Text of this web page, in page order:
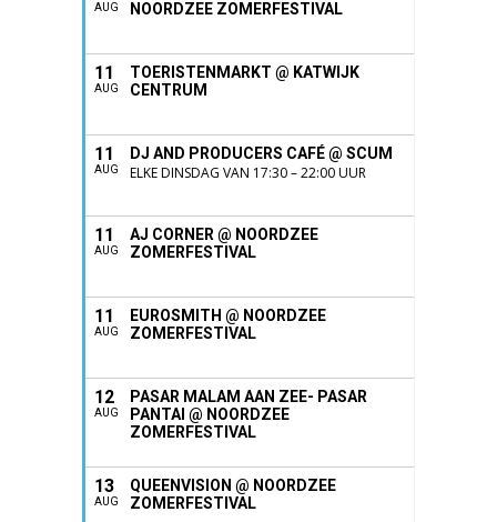
AUG NOORDZEE ZOMERFESTIVAL
11
AUG
TOERISTENMARKT @ KATWIJK
CENTRUM
11
AUG
DJ AND PRODUCERS CAFÉ @ SCUM
ELKE DINSDAG VAN 17:30 – 22:00 UUR
11
AUG
AJ CORNER @ NOORDZEE
ZOMERFESTIVAL
11
AUG
EUROSMITH @ NOORDZEE
ZOMERFESTIVAL
12
AUG
PASAR MALAM AAN ZEE- PASAR
PANTAI @ NOORDZEE
ZOMERFESTIVAL
13
AUG
QUEENVISION @ NOORDZEE
ZOMERFESTIVAL